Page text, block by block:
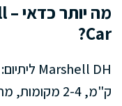
Car?